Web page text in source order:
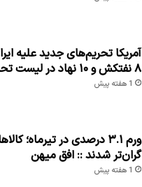
آمریکا تحریم‌های جدید علیه
۸ نفتکش و ۱۰ نهاد در لیست تحریم
1 هفته پیش
ورم ۳.۱ درصدی در تیرماه؛
گران‌تر شدند :: افق میهن
1 هفته پیش